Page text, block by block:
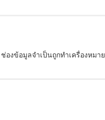
ช่องข้อมูลจำเป็นถูกทำเครื่องหมาย